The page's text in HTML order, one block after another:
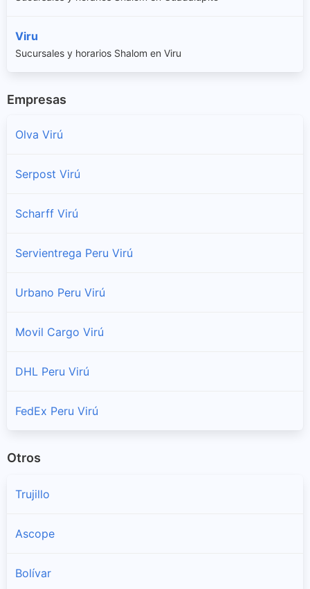
Viru
Sucursales y horarios Shalom en Viru
Empresas
Olva Virú
Serpost Virú
Scharff Virú
Servientrega Peru Virú
Urbano Peru Virú
Movil Cargo Virú
DHL Peru Virú
FedEx Peru Virú
Otros
Trujillo
Ascope
Bolívar